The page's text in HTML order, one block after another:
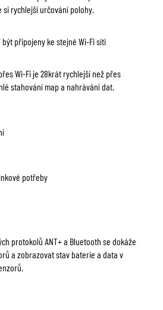
si rychlejší určování polohy.
připojeny ke stejné Wi-Fi síti
Wi-Fi je 28krát rychlejší než přes
stahování map a nahrávání dat.
potřeby
protokolů ANT+ a Bluetooth se dokáže
a zobrazovat stav baterie a data v